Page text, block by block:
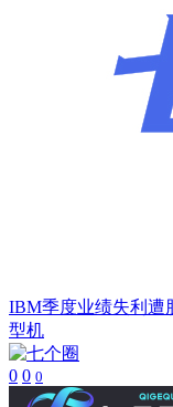
IBM季度业绩失利遭
型机
0 0 0